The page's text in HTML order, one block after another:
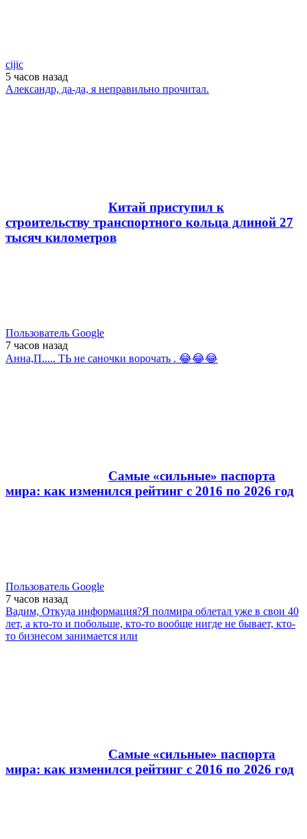
cijic
5 часов назад
Александр, да-да, я неправильно прочитал.
Китай приступил к
строительству транспортного кольца длиной 27
тысяч километров
Пользователь Google
7 часов назад
Анна,П..... ТЬ не саночки ворочать . 😂😂😂
Самые «сильные» паспорта
мира: как изменился рейтинг с 2016 по 2026 год
Пользователь Google
7 часов назад
Вадим, Откуда информация?Я полмира облетал уже в свои 40
лет, а кто-то и побольше, кто-то вообще нигде не бывает, кто-
то бизнесом занимается или
Самые «сильные» паспорта
мира: как изменился рейтинг с 2016 по 2026 год